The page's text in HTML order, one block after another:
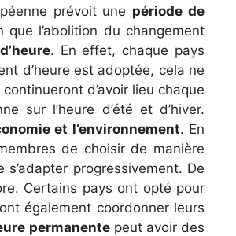
prévoit une période de
l’abolition du changement
. En effet, chaque pays
d’heure est adoptée, cela ne
d’avoir lieu chaque
sur l’heure d’été et d’hiver.
et l’environnement. En
de choisir de manière
progressivement. De
Certains pays ont opté pour
également coordonner leurs
permanentepeut avoir des